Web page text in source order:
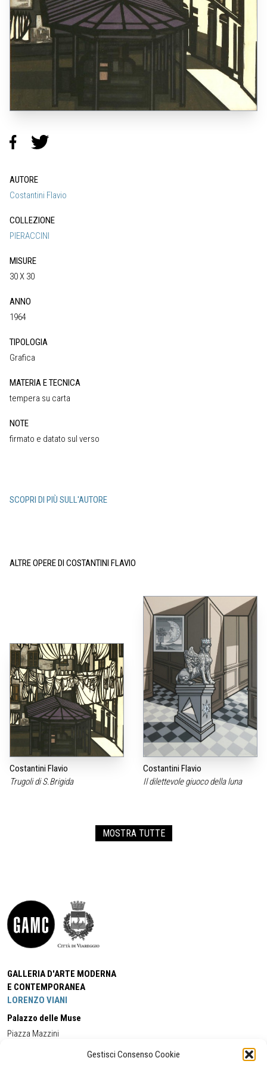
Gestisci Consenso Cookie
AUTORE
Costantini Flavio
COLLEZIONE
PIERACCINI
MISURE
30 X 30
ANNO
1964
TIPOLOGIA
Grafica
MATERIA E TECNICA
tempera su carta
NOTE
firmato e datato sul verso
SCOPRI DI PIÙ SULL'AUTORE
ALTRE OPERE DI COSTANTINI FLAVIO
Costantini Flavio
Trugoli di S.Brigida
Costantini Flavio
Il dilettevole giuoco della luna
MOSTRA TUTTE
GALLERIA D'ARTE MODERNA
E CONTEMPORANEA
LORENZO VIANI
Palazzo delle Muse
Piazza Mazzini
Cell:+39 338 5714978 (orario apertura Galleria)